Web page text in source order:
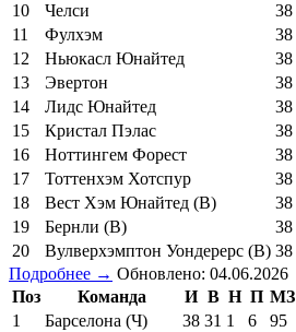
10
Челси 38
11
Фулхэм 38
12
Ньюкасл Юнайтед 38
13
Эвертон 38
14
Лидс Юнайтед 38
15
Кристал Пэлас 38
16
Ноттингем Форест 38
17
Тоттенхэм Хотспур 38
18
Вест Хэм Юнайтед (В) 38
19
Бернли (В) 38
20
Вулверхэмптон Уондерерс (В) 38
Подробнее → Обновлено: 04.06.2026
Поз
Команда И В Н П МЗ
1
Барселона (Ч) 38 31 1 6 95